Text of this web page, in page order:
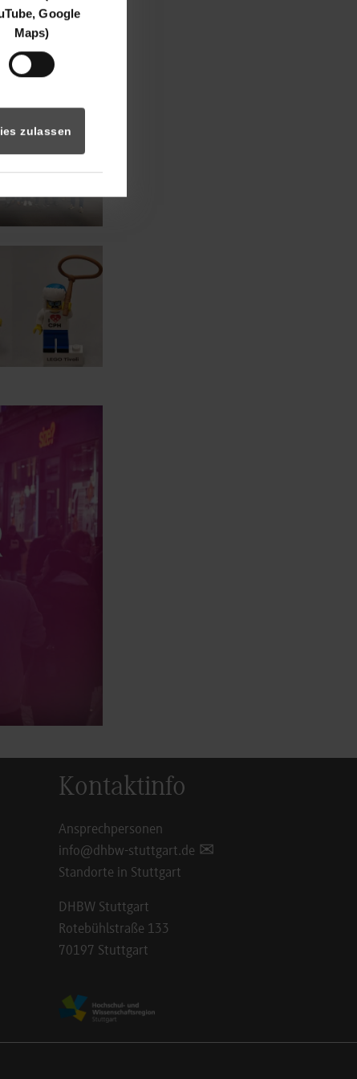
Google
Maps)
zulassen
for:
for:
Kontaktinfo
Ansprechpersonen
info@dhbw-stuttgart.de
Standorte in Stuttgart
DHBW Stuttgart
Rotebühlstraße 133
70197 Stuttgart